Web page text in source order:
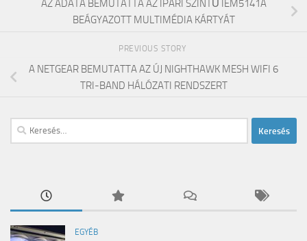
AZ ADATA BEMUTATTA AZ IPARI SZINTŰ IEM5141A
BEÁGYAZOTT MULTIMÉDIA KÁRTYÁT
PREVIOUS STORY
A NETGEAR BEMUTATTA AZ ÚJ NIGHTHAWK MESH WIFI 6
TRI-BAND HÁLÓZATI RENDSZERT
Keresés:
EGYÉB